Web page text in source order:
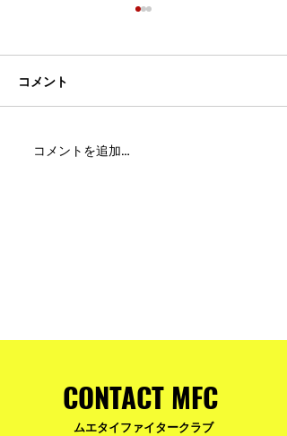
MFC DREAM FIGHT 24にご
コメント
コメントを追加…
CONTACT MFC
ムエタイファイタークラブ